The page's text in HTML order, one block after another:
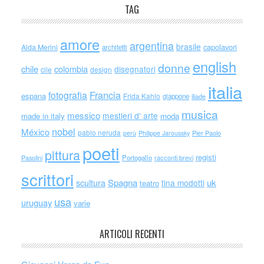
TAG
Alda Merini amore architetti argentina brasile capolavori
chile cile colombia design disegnatori donne english
espana fotografia Francia Frida Kahlo giappone iliade italia
made in italy messico mestieri d' arte moda musica
México nobel pablo neruda perù Philippe Jaroussky Pier Paolo
Pasolini pitturapoeti Portogallo racconti brevi registi
scrittori scultura Spagna teatro tina modotti uk
uruguay usa varie
ARTICOLI RECENTI